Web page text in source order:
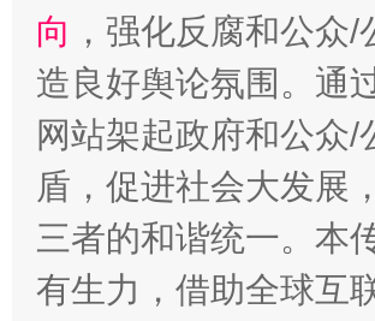
向 ，强化反腐和公众
造良好舆论氛围。通
网站架起政府和公众
盾，促进社会大发展
三者的和谐统一。本
有生力，借助全球互